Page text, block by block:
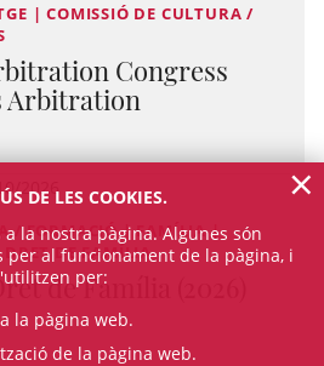
| COMISSIÓ DE CULTURA /
Congress
Arbitration
2026
/ FORMACIÓ | FAMÍLIA |
DRET DE FAMÍLIA
de Família (2026)
DE LES COOKIES.
a la nostra pàgina. Algunes són
per al funcionament de la pàgina, i
per:
la pàgina web.
de la pàgina web.
×